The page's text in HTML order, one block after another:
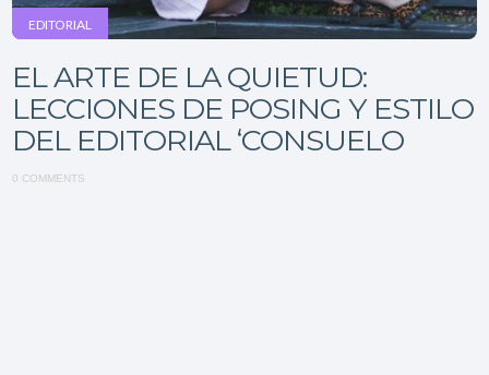
EDITORIAL
EL ARTE DE LA QUIETUD:
LECCIONES DE POSING Y ESTILO
DEL EDITORIAL ‘CONSUELO
0 COMMENTS